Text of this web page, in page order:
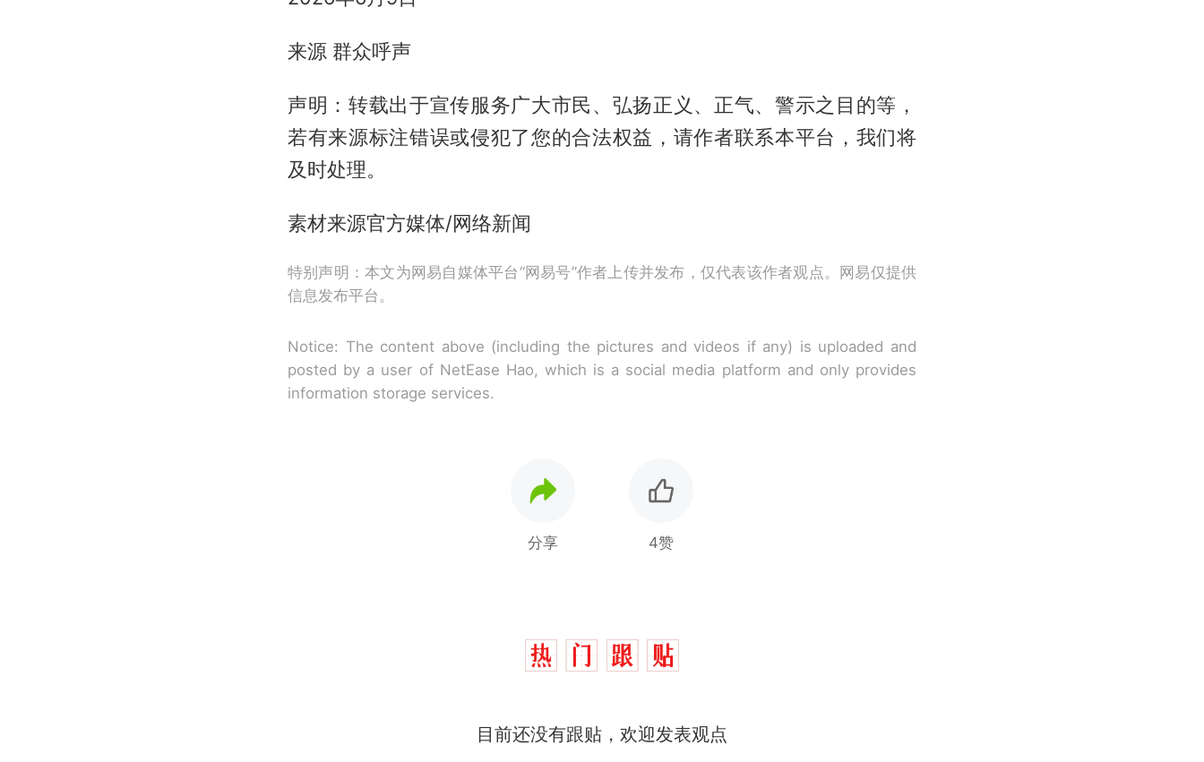
来源 群众呼声
声明：转载出于宣传服务广大市民、弘扬正义、正气、警示之目的等，
若有来源标注错误或侵犯了您的合法权益，请作者联系本平台，我们将
及时处理。
素材来源官方媒体/网络新闻
特别声明：本文为网易自媒体平台“网易号”作者上传并发布，仅代表该作者观点。网易仅提供
信息发布平台。
Notice: The content above (including the pictures and videos if any) is uploaded and
posted by a user of NetEase Hao, which is a social media platform and only provides
information storage services.
分享 4赞
目前还没有跟贴，欢迎发表观点